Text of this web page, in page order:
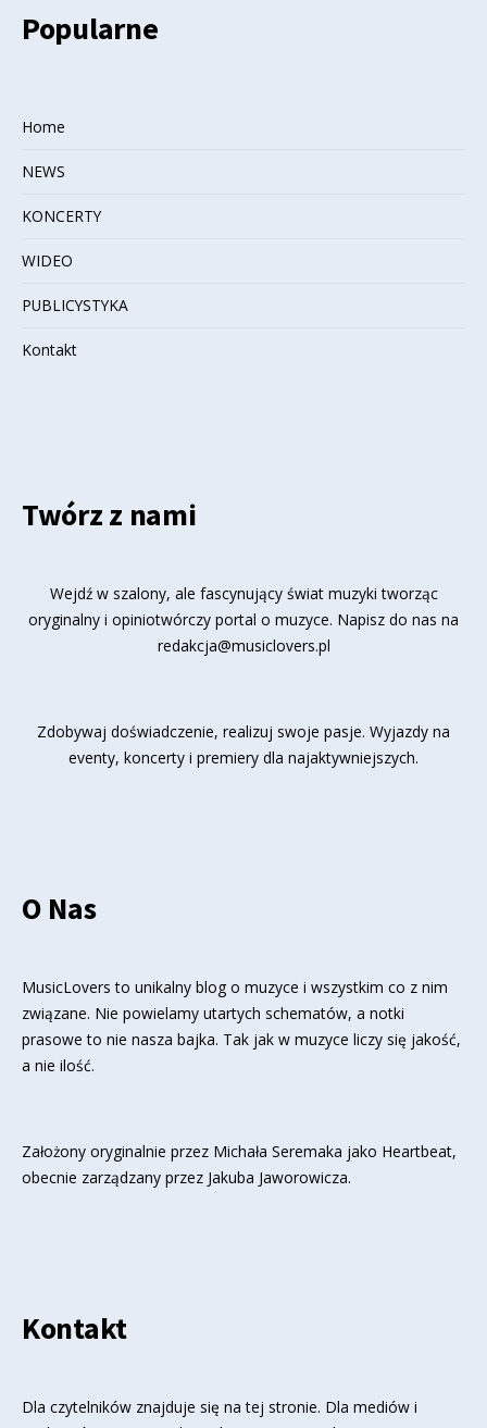
Popularne
Home
NEWS
KONCERTY
WIDEO
PUBLICYSTYKA
Kontakt
Twórz z nami
Wejdź w szalony, ale fascynujący świat muzyki tworząc
oryginalny i opiniotwórczy portal o muzyce. Napisz do nas na
redakcja@musiclovers.pl
Zdobywaj doświadczenie, realizuj swoje pasje. Wyjazdy na
eventy, koncerty i premiery dla najaktywniejszych.
O Nas
MusicLovers to unikalny blog o muzyce i wszystkim co z nim
związane. Nie powielamy utartych schematów, a notki
prasowe to nie nasza bajka. Tak jak w muzyce liczy się jakość,
a nie ilość.
Założony oryginalnie przez Michała Seremaka jako Heartbeat,
obecnie zarządzany przez Jakuba Jaworowicza.
Kontakt
Dla czytelników znajduje się na tej stronie. Dla mediów i